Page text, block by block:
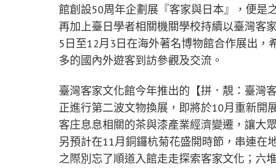
館創設50周年企劃展『客家與日本』，便是
再加上臺日學者相關機關學校持續以臺灣客
5日至12月3日在海外著名博物館合作展出
多的國內外遊客到訪參觀及交流。
臺灣客家文化館今年推出的【拼．靚：臺灣
正進行第二波文物換展，即將於10月重新開
客庄息息相關的茶與漆產業經濟變遷，讓大
另預計在11月銅鑼杭菊花盛開時節，串連在
之際別忘了順道入館走走探索客家文化；六